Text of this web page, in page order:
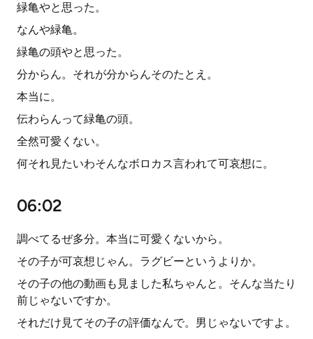
緑亀やと思った。
なんや緑亀。
緑亀の頭やと思った。
分からん。それが分からんそのたとえ。
本当に。
伝わらんって緑亀の頭。
全然可愛くない。
何それ見たいわそんなボロカス言われて可哀想に。
06:02
調べてるぜ多分。本当に可愛くないから。
その子が可哀想じゃん。ラグビーというよりか。
その子の他の動画も見ました私ちゃんと。そんな当たり
前じゃないですか。
それだけ見てその子の評価なんで。男じゃないですよ。